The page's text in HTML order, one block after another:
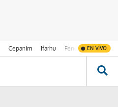
Cepanim Ifarhu Fenómeno de El
EN VIVO